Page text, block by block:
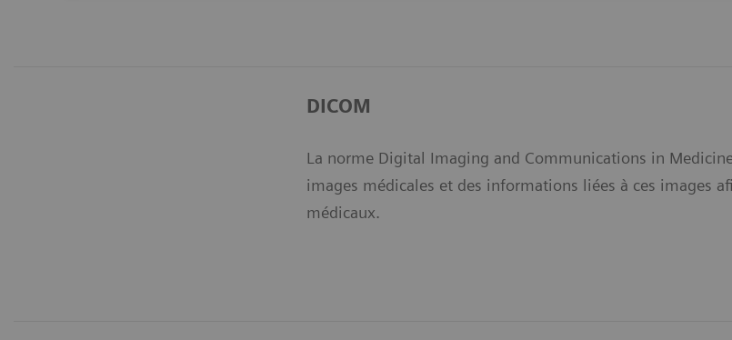
DICOM
La norme Digital Imaging and Communications in
images médicales et des informations liées à ces images
médicaux.